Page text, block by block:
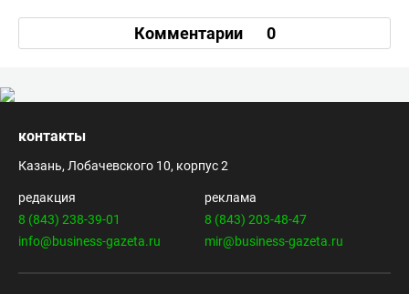
Комментарии 0
контакты
Казань, Лобачевского 10, корпус 2
редакция
8 (843) 238-39-01
info@business-gazeta.ru
реклама
8 (843) 203-48-47
mir@business-gazeta.ru